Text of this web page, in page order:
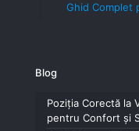
Ghid Complet
Blog
Poziția Corectă la
pentru Confort și